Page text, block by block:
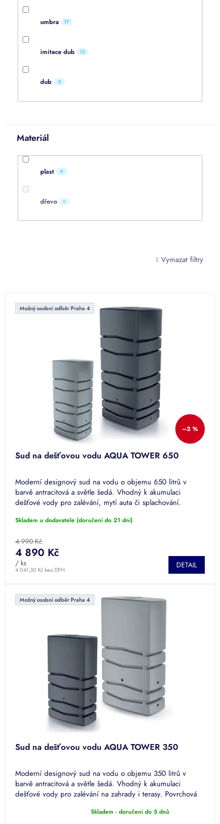
umbra 17
imitace dub 12
dub 5
Materiál
plast 9
dřevo 0
Vymazat filtry
Možný osobní odběr Praha 4
–2 %
Sud na dešťovou vodu AQUA TOWER 650
Moderní designový sud na vodu o objemu 650 litrů v
barvě antracitová a světle šedá. Vhodný k akumulaci
dešťové vody pro zalévání, mytí auta či splachování.
Skladem u dodavatele (doručení do 21 dní)
4 990 Kč
4 041,30 Kč bez DPH
4 890 Kč
/ ks DETAIL
Možný osobní odběr Praha 4
Sud na dešťovou vodu AQUA TOWER 350
Moderní designový sud na vodu o objemu 350 litrů v
barvě antracitová a světle šedá. Vhodný k akumulaci
dešťové vody pro zalévání na zahrady i terasy. Povrchová
Skladem - doručení do 5 dnů